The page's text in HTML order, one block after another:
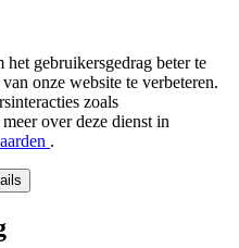
gebruikersgedrag beter te
onze website te verbeteren.
zoals
over deze dienst in
.